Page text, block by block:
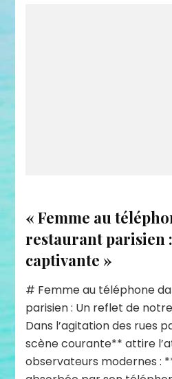
« Femme au
restaurant parisien
captivante »
# Femme au téléphone
parisien : Un reflet de
Dans l’agitation des rues
scène courante** attire
observateurs modernes :